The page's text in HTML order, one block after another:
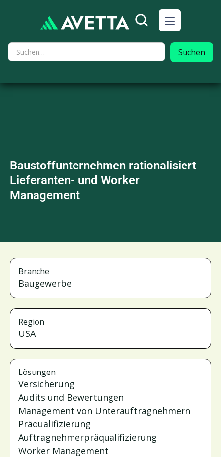
Baustoffunternehmen rationalisiert
Lieferanten- und Worker
Management
Branche
Baugewerbe
Region
USA
Lösungen
Versicherung
Audits und Bewertungen
Management von Unterauftragnehmern
Präqualifizierung
Auftragnehmerpräqualifizierung
Worker Management